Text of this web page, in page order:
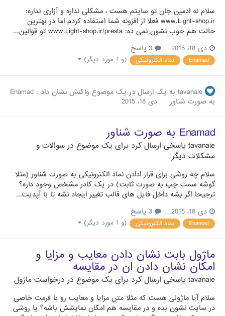
سلام نه ادمین جان تو سایتم هست ، مشکلی نداره و آزاری نداره:
www.Light-shop.ir فعلا از افزونه شما استفاده کردم اما در بهترین
حالت هم خوب نشون نمی ده: www.Light-shop.ir/presta تو قوانین...
دی 18، 2015
Enamad نماد الکترونیکی (و 1 مورد دیگر)
tavanaie به یک ارسال در یک موضوع واکنش نشان داد : Enamad
به صورت شناور
دی 18، 2015
Enamad به صورت شناور
tavanaie پاسخی ارسال کرد برای یک موضوع در سوالات و
مشکلات دیگر
سلام چه روشی برای قرار ادادن نماد الکترونیکی به صورت شناور (مثلا
گوشه سمت چپ به صورت ثابت) در یک کادر مشخص وجود داره؟
ترجیحا اگر بشه داخل فایل های قالب تغییر ایجاد نشه تا با آپدیت...
دی 18، 2015
Enamad نماد الکترونیکی (و 1 مورد دیگر)
ماژول بابت نشان دادن معایب و مزایا و
امکان نشان دادن ان در مقایسه
tavanaie پاسخی ارسال کرد برای یک موضوع در درخواست ماژول
سلام آیا ماژولی هست که مثلا متن مزایا و معایب رو با فرمت خاصی
در سایت نشون بده و در مقایسه هم امکان نمایشش باشه؟ یا روشی